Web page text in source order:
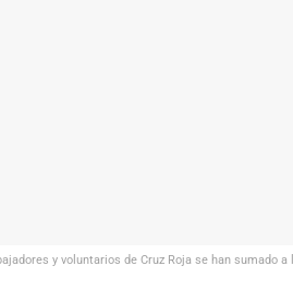
y voluntarios de Cruz Roja se han sumado